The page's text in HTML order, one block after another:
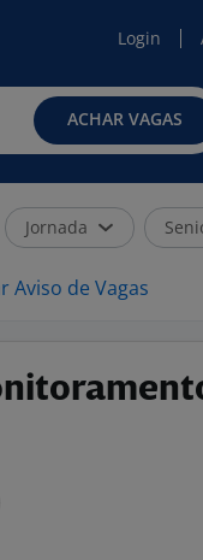
Login
ACHAR VAGAS
Jornada
Aviso de Vagas